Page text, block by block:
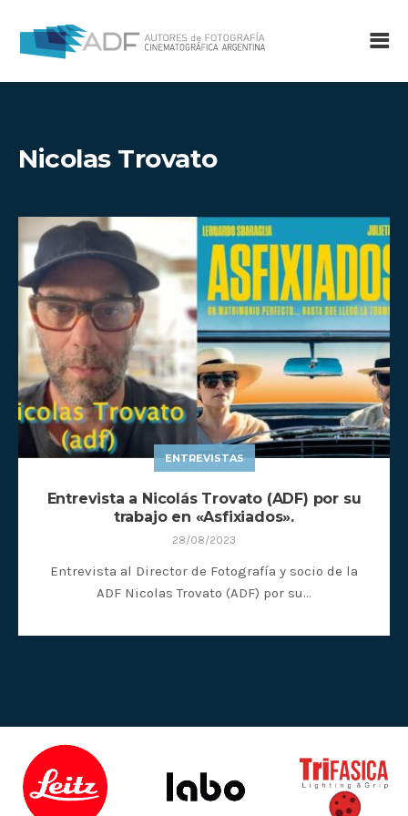
Nicolas Trovato
ENTREVISTAS
Entrevista a Nicolás Trovato (ADF) por su
trabajo en «Asfixiados».
28/08/2023
Entrevista al Director de Fotografía y socio de la
ADF Nicolas Trovato (ADF) por su…